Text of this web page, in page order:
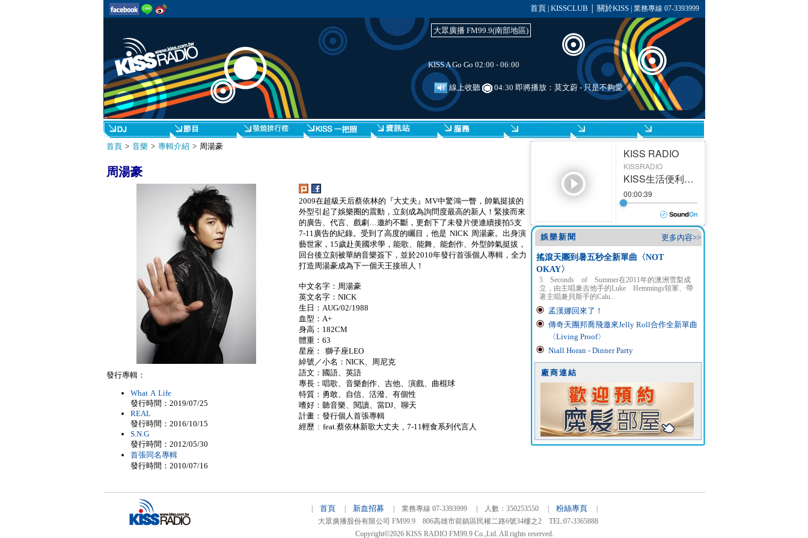
首頁 KISSCLUB 關於KISS| 業務專線 07-3393999
大眾廣播 FM99.9(南部地區)
KISS A Go Go 02:00 - 06:00
線上收聽 04:30 即將播放： 莫文蔚- 只是不夠愛
首頁> 音樂> 專輯介紹 > 周湯豪
周湯豪
2009在超級天后蔡依林的『大丈夫』MV中驚鴻一瞥，帥氣挺拔的
外型引起了娛樂圈的震動，立刻成為詢問度最高的新人！緊接而來
的廣告、代言、戲劇…邀約不斷，更創下了未發片便連續接拍5支
7-11廣告的紀錄。受到了高度的矚目，他是 NICK 周湯豪。出身演
藝世家，15歲赴美國求學，能歌、能舞、能創作、外型帥氣挺拔，
回台後立刻被華納音樂簽下，並於2010年發行首張個人專輯，全力
打造周湯豪成為下一個天王接班人！
中文名字：周湯豪
英文名字：NICK
生日：AUG/02/1988
血型：A+
身高：182CM
體重：63
星座： 獅子座LEO
綽號／小名：NICK、周尼克
語文：國語、英語
專長：唱歌、音樂創作、吉他、演戲、曲棍球
特質：勇敢、自信、活潑、有個性
嗜好：聽音樂、閱讀、當DJ、聊天
計畫：發行個人首張專輯
經歷 : feat.蔡依林新歌大丈夫 , 7-11輕食系列代言人
發行專輯：
What A Life
發行時間：2019/07/25
REAL
發行時間：2016/10/15
S.N.G
發行時間：2012/05/30
首張同名專輯
發行時間：2010/07/16
更多內容>>
娛樂新聞
搖滾天團到暑五秒全新單曲〈NOT
OKAY〉
5 Seconds of Summer在2011年的澳洲雪梨成
立，由主唱兼吉他手的Luke Hemmings領軍、帶
著主唱兼貝斯手的Calu...
孟漢娜回來了！
傳奇天團邦喬飛邀來Jelly Roll合作全新單曲
〈Living Proof〉
Niall Horan - Dinner Party
廠商連結
| 首頁 | 新血招募 | 業務專線 07-3393999 | 人數：350253550 | 粉絲專頁 |
大眾廣播股份有限公司 FM99.9 806高雄市前鎮區民權二路6號34樓之2 TEL:07-3365888
Copyright©2026 KISS RADIO FM99.9 Co.,Ltd. All rights reserved.